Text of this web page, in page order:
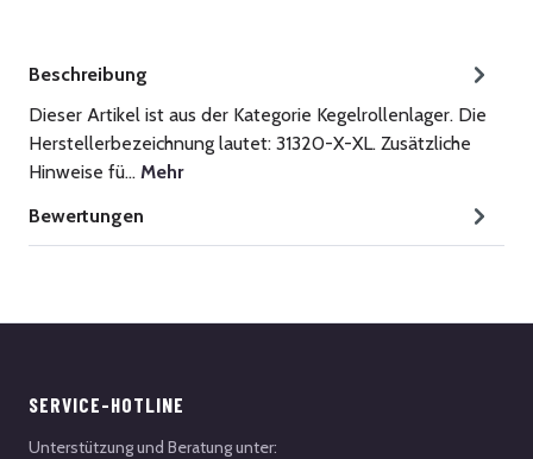
Beschreibung
Dieser Artikel ist aus der Kategorie Kegelrollenlager. Die
Herstellerbezeichnung lautet: 31320-X-XL. Zusätzliche
Hinweise fü… Mehr
Bewertungen
SERVICE-HOTLINE
Unterstützung und Beratung unter: